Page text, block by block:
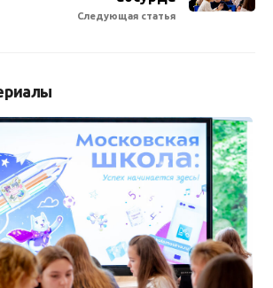
Следующая статья